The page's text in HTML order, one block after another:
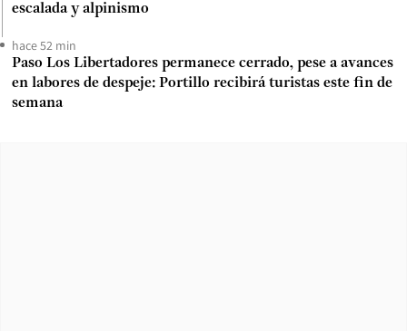
escalada y alpinismo
hace 52 min
Paso Los Libertadores permanece cerrado, pese a avances
en labores de despeje: Portillo recibirá turistas este fin de
semana